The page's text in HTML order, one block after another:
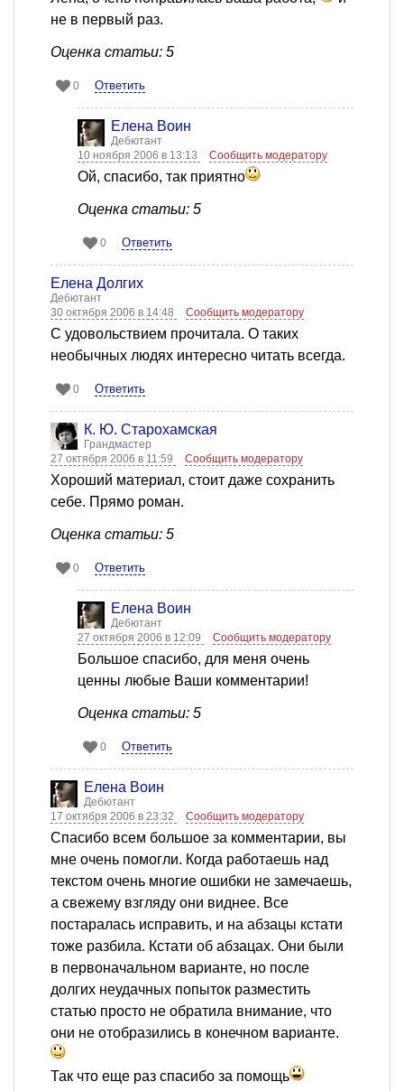
не в первый раз.
Оценка статьи: 5
0 Ответить
Елена Воин
Дебютант
10 ноября 2006 в 13:13
Сообщить модератору
Ой, спасибо, так приятно
Оценка статьи: 5
0 Ответить
Елена Долгих
Дебютант
30 октября 2006 в 14:48
Сообщить модератору
С удовольствием прочитала. О таких
необычных людях интересно читать всегда.
0 Ответить
К. Ю. Старохамская
Грандмастер
27 октября 2006 в 11:59
Сообщить модератору
Хороший материал, стоит даже сохранить
себе. Прямо роман.
Оценка статьи: 5
0 Ответить
Елена Воин
Дебютант
27 октября 2006 в 12:09
Сообщить модератору
Большое спасибо, для меня очень
ценны любые Ваши комментарии!
Оценка статьи: 5
0 Ответить
Елена Воин
Дебютант
17 октября 2006 в 23:32
Сообщить модератору
Спасибо всем большое за комментарии, вы
мне очень помогли. Когда работаешь над
текстом очень многие ошибки не замечаешь,
а свежему взгляду они виднее. Все
постаралась исправить, и на абзацы кстати
тоже разбила. Кстати об абзацах. Они были
в первоначальном варианте, но после
долгих неудачных попыток разместить
статью просто не обратила внимание, что
они не отобразились в конечном варианте.
Так что еще раз спасибо за помощь